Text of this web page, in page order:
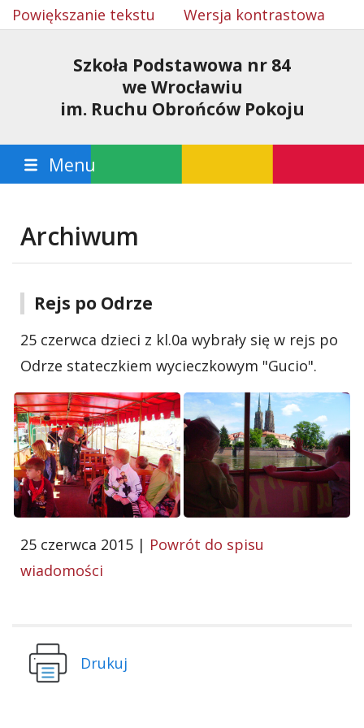
Powiększanie tekstu Wersja kontrastowa
Szkoła Podstawowa nr 84
we Wrocławiu
im. Ruchu Obrońców Pokoju
Menu
Archiwum
Rejs po Odrze
25 czerwca dzieci z kl.0a wybrały się w rejs po
Odrze stateczkiem wycieczkowym "Gucio".
25 czerwca 2015 | Powrót do spisu
wiadomości
Drukuj